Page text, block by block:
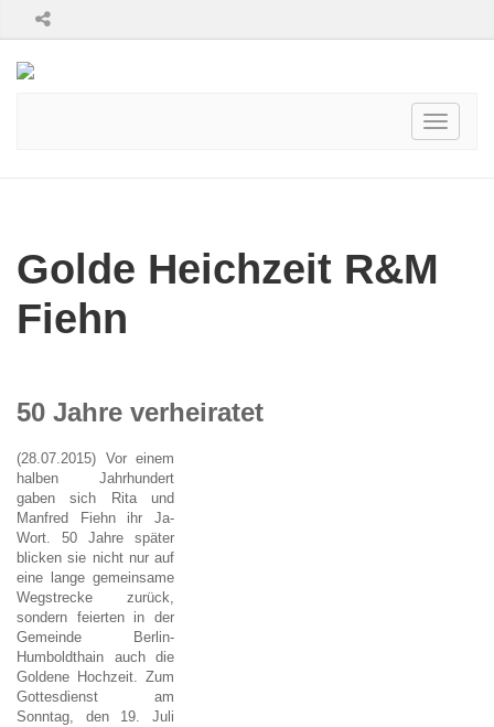
Toggle
Golde Heichzeit R&M
Fiehn
50 Jahre verheiratet
(28.07.2015) Vor einem
halben Jahrhundert
gaben sich Rita und
Manfred Fiehn ihr Ja-
Wort. 50 Jahre später
blicken sie nicht nur auf
eine lange gemeinsame
Wegstrecke zurück,
sondern feierten in der
Gemeinde Berlin-
Humboldthain auch die
Goldene Hochzeit. Zum
Gottesdienst am
Sonntag, den 19. Juli